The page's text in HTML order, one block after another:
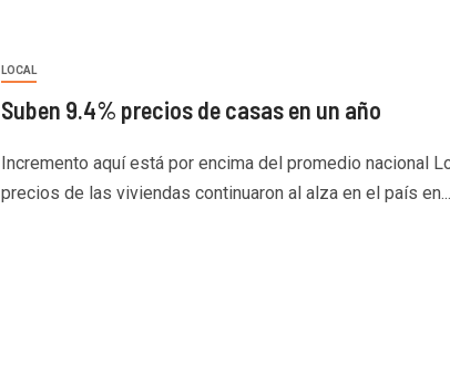
LOCAL
Suben 9.4% precios de casas en un año
Incremento aquí está por encima del promedio nacional
precios de las viviendas continuaron al alza en el país en...